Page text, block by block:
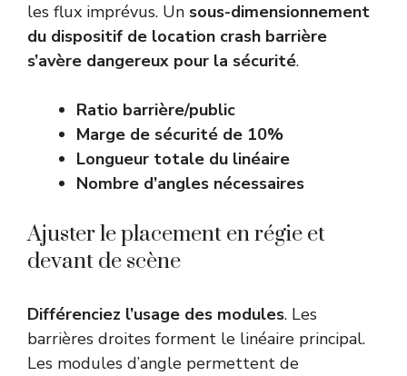
les flux imprévus. Un sous-dimensionnement
du dispositif de location crash barrière
s’avère dangereux pour la sécurité.
Ratio barrière/public
Marge de sécurité de 10%
Longueur totale du linéaire
Nombre d’angles nécessaires
Ajuster le placement en régie et
devant de scène
Différenciez l’usage des modules. Les
barrières droites forment le linéaire principal.
Les modules d’angle permettent de